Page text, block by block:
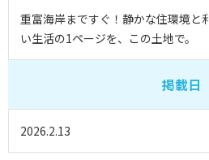
重富海岸まですぐ！静かな住環境と
い生活の1ページを、この土地で。
掲載日
2026.2.13